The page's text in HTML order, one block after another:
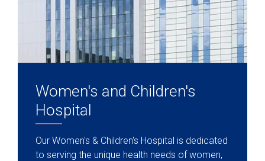
Women's and Children's
Hospital
Our Women's & Children's Hospital is dedicated
to serving the unique health needs of women,